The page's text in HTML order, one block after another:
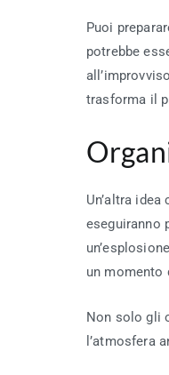
Puoi
potrebbe
trasforma il
Un’altra
eseguiranno
un momento
Non solo gli
l’atmosfera